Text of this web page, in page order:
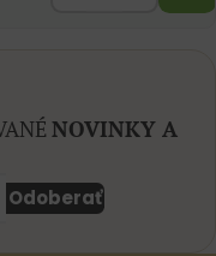
NOVINKY A
Odoberať